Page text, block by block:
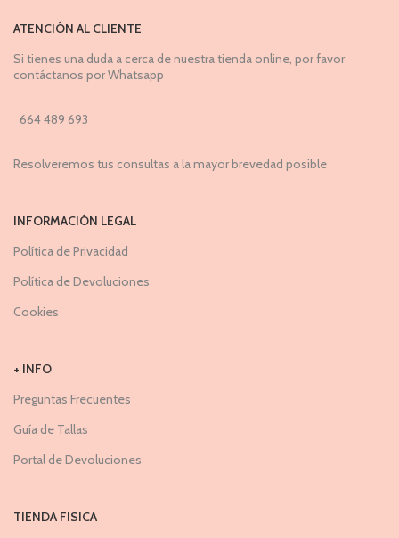
ATENCIÓN AL CLIENTE
Si tienes una duda a cerca de nuestra tienda online, por favor
contáctanos por Whatsapp
664 489 693
Resolveremos tus consultas a la mayor brevedad posible
INFORMACIÓN LEGAL
Política de Privacidad
Política de Devoluciones
Cookies
+ INFO
Preguntas Frecuentes
Guía de Tallas
Portal de Devoluciones
TIENDA FISICA